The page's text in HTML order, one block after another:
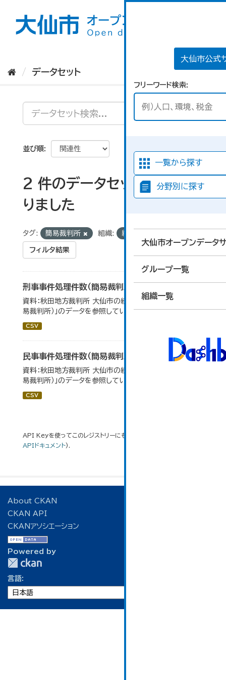
大仙市公式
フリーワード検索
一覧から探す
分野別に探す
大仙市オープンデータ
グループ一覧
組織一覧
データセット
並び順
2 件のデータセットが見つか
りました
タグ: 簡易裁判所 組織: 総合政策課
フィルタ結果
刑事事件処理件数（簡易裁判所）
資料：秋田地方裁判所 大仙市の統計「12-14民事事件（簡
易裁判所）」のデータを参照しています。
CSV
民事事件処理件数（簡易裁判所）
資料：秋田地方裁判所 大仙市の統計「12-14 民事事件（簡
易裁判所）」のデータを参照しています。
CSV
API Keyを使ってこのレジストリーにもアクセス可能です
APIドキュメント).
About CKAN
CKAN API
CKANアソシエーション
Powered by
言語